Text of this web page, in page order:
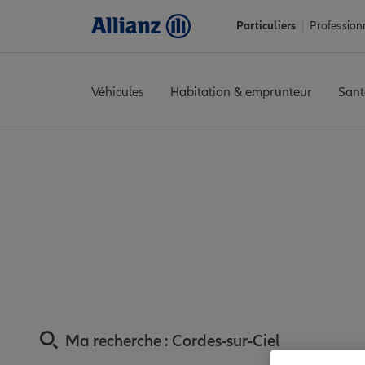
Particuliers
Véhicules Habitation & emprunteur
Ma recherche : Cordes-sur-Ciel